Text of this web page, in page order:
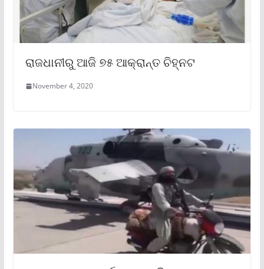
ରାଜଧାନୀରୁ ଆଜି ୭୫ ଆକ୍ରାନ୍ତ ଚିହ୍ନଟ
November 4, 2020